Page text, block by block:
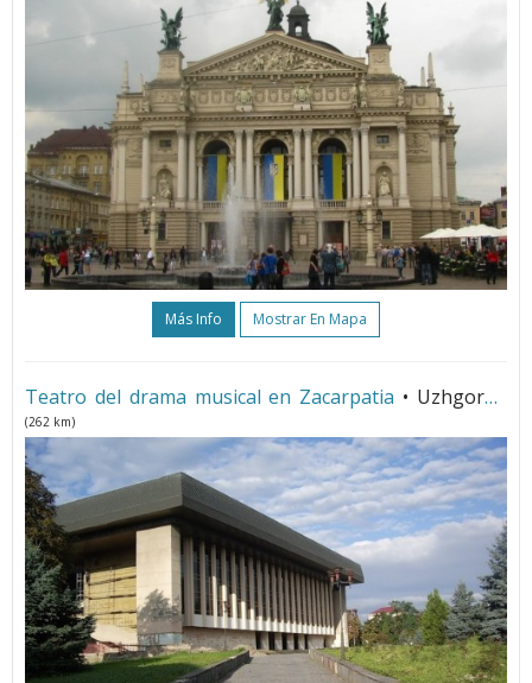
Más Info Mostrar En Mapa
Teatro del drama musical en Zacarpatia • Uzhgorod
(262 km)